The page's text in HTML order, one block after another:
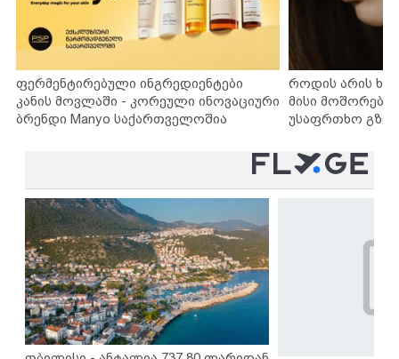
ფერმენტირებული ინგრედიენტები
კანის მოვლაში - კორეული ინოვაციური
ბრენდი Manyo საქართველოშია
როდის არის
მისი
უსაფრთხო